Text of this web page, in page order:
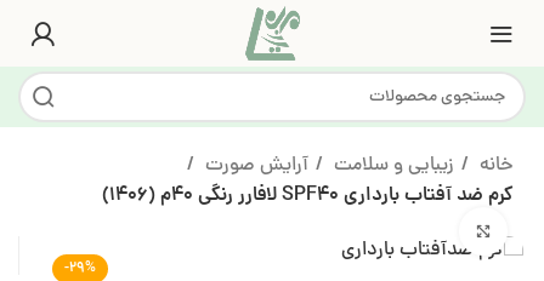
خانه زیبایی و سلامت
آرایش صورت
کرم ضد آفتاب بارداری SPF40 لافارر رنگی 40م (1406)
-29%